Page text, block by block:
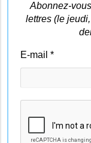
Abonnez-
lettres (le
E-mail*